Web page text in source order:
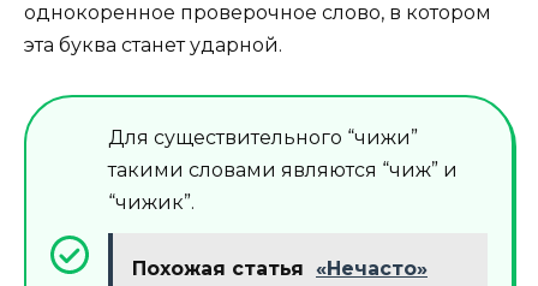
однокоренное проверочное слово, в котором
эта буква станет ударной.
Для существительного “чижи”
такими словами являются “чиж” и
“чижик”.
Похожая статья
«Нечасто»